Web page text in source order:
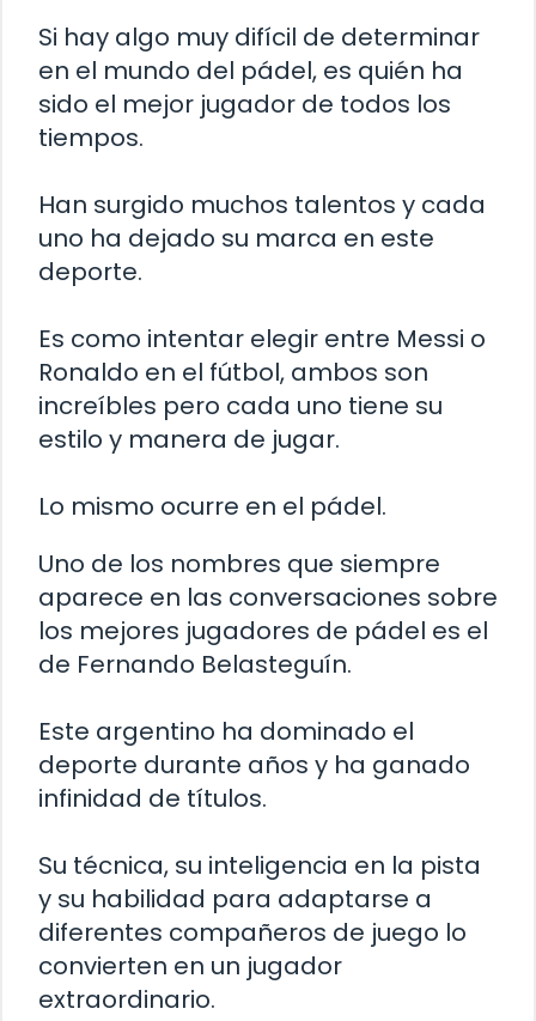
Si hay algo muy difícil de determinar
en el mundo del pádel, es quién ha
sido el mejor jugador de todos los
tiempos.
Han surgido muchos talentos y cada
uno ha dejado su marca en este
deporte.
Es como intentar elegir entre Messi o
Ronaldo en el fútbol, ambos son
increíbles pero cada uno tiene su
estilo y manera de jugar.
Lo mismo ocurre en el pádel.
Uno de los nombres que siempre
aparece en las conversaciones sobre
los mejores jugadores de pádel es el
de Fernando Belasteguín.
Este argentino ha dominado el
deporte durante años y ha ganado
infinidad de títulos.
Su técnica, su inteligencia en la pista
y su habilidad para adaptarse a
diferentes compañeros de juego lo
convierten en un jugador
extraordinario.